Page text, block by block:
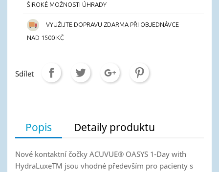
ŠIROKÉ MOŽNOSTI ÚHRADY
VYUŽIJTE DOPRAVU ZDARMA PŘI OBJEDNÁVCE
NAD 1500 KČ
Sdílet
Popis Detaily produktu
Nové kontaktní čočky ACUVUE® OASYS 1-Day​ with
HydraLuxeTM jsou vhodné především pro pacienty s